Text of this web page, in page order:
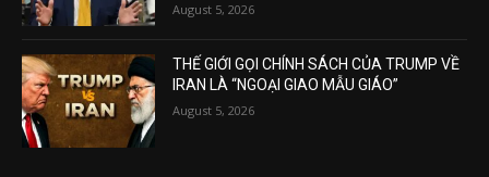
August 5, 2026
THẾ GIỚI GỌI CHÍNH SÁCH CỦA TRUMP VỀ
IRAN LÀ “NGOẠI GIAO MẪU GIÁO”
August 5, 2026